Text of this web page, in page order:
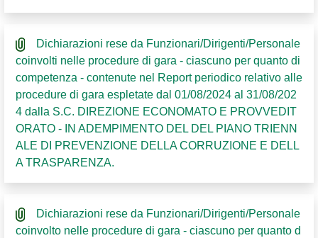
Dichiarazioni rese da Funzionari/Dirigenti/Personale
coinvolti nelle procedure di gara - ciascuno per quanto di
competenza - contenute nel Report periodico relativo alle
procedure di gara espletate dal 01/08/2024 al 31/08/202
4 dalla S.C. DIREZIONE ECONOMATO E PROVVEDIT
ORATO - IN ADEMPIMENTO DEL DEL PIANO TRIENN
ALE DI PREVENZIONE DELLA CORRUZIONE E DELL
A TRASPARENZA.
Dichiarazioni rese da Funzionari/Dirigenti/Personale
coinvolto nelle procedure di gara - ciascuno per quanto d